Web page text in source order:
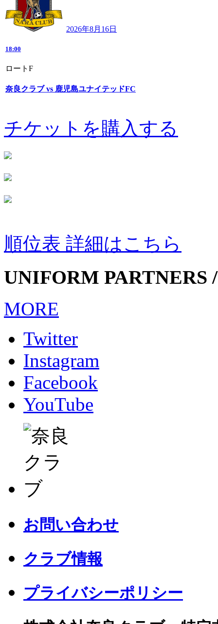
2026年8月16日
18:00
ロートF
奈良クラブ vs 鹿児島ユナイテッドFC
チケットを購入する
順位表 詳細はこちら
UNIFORM PARTNERS
MORE
Twitter
Instagram
Facebook
YouTube
お問い合わせ
クラブ情報
プライバシーポリシー